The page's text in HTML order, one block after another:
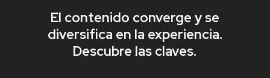
El contenido converge y se
diversifica en la experiencia.
Descubre las claves.